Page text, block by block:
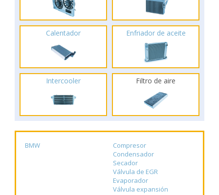
Calentador Enfriador de aceite
Intercooler Filtro de aire
BMW
Compresor
Condensador
Secador
Válvula de EGR
Evaporador
Válvula expansión